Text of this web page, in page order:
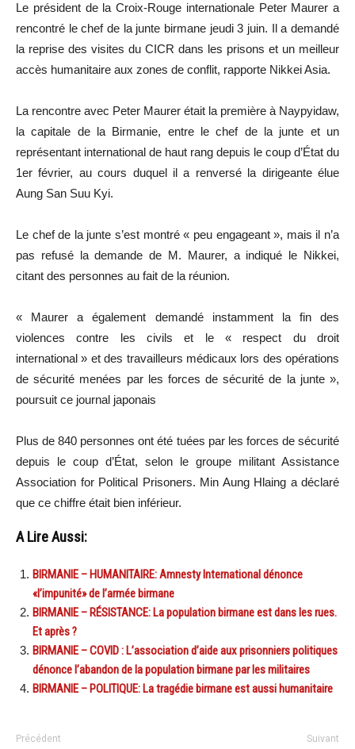
Le président de la Croix-Rouge internationale Peter Maurer a
rencontré le chef de la junte birmane jeudi 3 juin. Il a demandé
la reprise des visites du CICR dans les prisons et un meilleur
accès humanitaire aux zones de conflit, rapporte Nikkei Asia.
La rencontre avec Peter Maurer était la première à Naypyidaw,
la capitale de la Birmanie, entre le chef de la junte et un
représentant international de haut rang depuis le coup d’État du
1er février, au cours duquel il a renversé la dirigeante élue
Aung San Suu Kyi.
Le chef de la junte s’est montré « peu engageant », mais il n’a
pas refusé la demande de M. Maurer, a indiqué le Nikkei,
citant des personnes au fait de la réunion.
« Maurer a également demandé instamment la fin des
violences contre les civils et le « respect du droit
international » et des travailleurs médicaux lors des opérations
de sécurité menées par les forces de sécurité de la junte »,
poursuit ce journal japonais
Plus de 840 personnes ont été tuées par les forces de sécurité
depuis le coup d’État, selon le groupe militant Assistance
Association for Political Prisoners. Min Aung Hlaing a déclaré
que ce chiffre était bien inférieur.
A Lire Aussi:
BIRMANIE – HUMANITAIRE: Amnesty International dénonce
«l’impunité» de l’armée birmane
BIRMANIE – RÉSISTANCE: La population birmane est dans les rues.
Et après ?
BIRMANIE – COVID : L’association d’aide aux prisonniers politiques
dénonce l’abandon de la population birmane par les militaires
BIRMANIE – POLITIQUE: La tragédie birmane est aussi humanitaire
Précédent Suivant